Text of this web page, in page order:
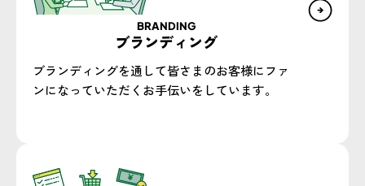
BRANDING
ブランディング
ブランディングを通して皆さまのお客様にファ
ンになっていただくお手伝いをしています。